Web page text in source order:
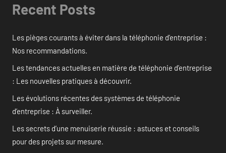
Recent Posts
Les pièges courants à éviter dans la téléphonie d’entreprise :
Nos recommandations.
Les tendances actuelles en matière de téléphonie d’entreprise
: Les nouvelles pratiques à découvrir.
Les évolutions récentes des systèmes de téléphonie
d’entreprise : À surveiller.
Les secrets d’une menuiserie réussie : astuces et conseils
pour des projets sur mesure.